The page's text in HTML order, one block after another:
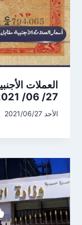
العملات
27/ 06/ 2021
الأحد 2021/06/27